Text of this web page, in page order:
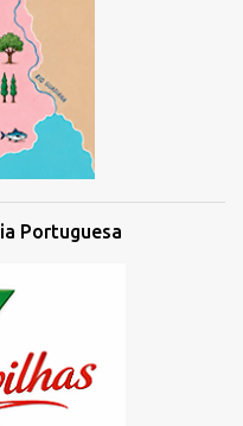
Portuguesa